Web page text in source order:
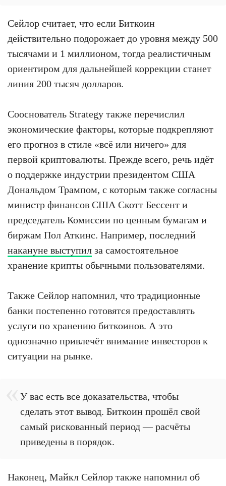
Сейлор считает, что если Биткоин
действительно подорожает до уровня между 500
тысячами и 1 миллионом, тогда реалистичным
ориентиром для дальнейшей коррекции станет
линия 200 тысяч долларов.
Сооснователь Strategy также перечислил
экономические факторы, которые подкрепляют
его прогноз в стиле «всё или ничего» для
первой криптовалюты. Прежде всего, речь идёт
о поддержке индустрии президентом США
Дональдом Трампом, с которым также согласны
министр финансов США Скотт Бессент и
председатель Комиссии по ценным бумагам и
биржам Пол Аткинс. Например, последний
накануне выступил за самостоятельное
хранение крипты обычными пользователями.
Также Сейлор напомнил, что традиционные
банки постепенно готовятся предоставлять
услуги по хранению биткоинов. А это
однозначно привлечёт внимание инвесторов к
ситуации на рынке.
У вас есть все доказательства, чтобы
сделать этот вывод. Биткоин прошёл свой
самый рискованный период — расчёты
приведены в порядок.
Наконец, Майкл Сейлор также напомнил об